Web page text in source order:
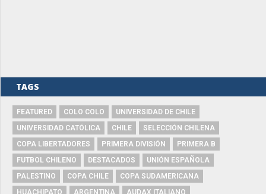
TAGS
FEATURED COLO COLO
UNIVERSIDAD DE CHILE
UNIVERSIDAD CATÓLICA
CHILE
SELECCIÓN CHILENA
COPA LIBERTADORES
PRIMERA DIVISIÓN
PRIMERA B
FUTBOL CHILENO
DESTACADOS
UNIÓN ESPAÑOLA
PALESTINO
COPA CHILE
COPA SUDAMERICANA
HUACHIPATO
ARGENTINA
AUDAX ITALIANO